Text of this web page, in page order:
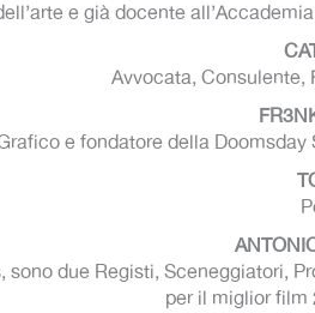
e già docente
Avvocata, Consulente,
e fondatore della
sono due Registi, Sceneggiatori,
per il miglior film